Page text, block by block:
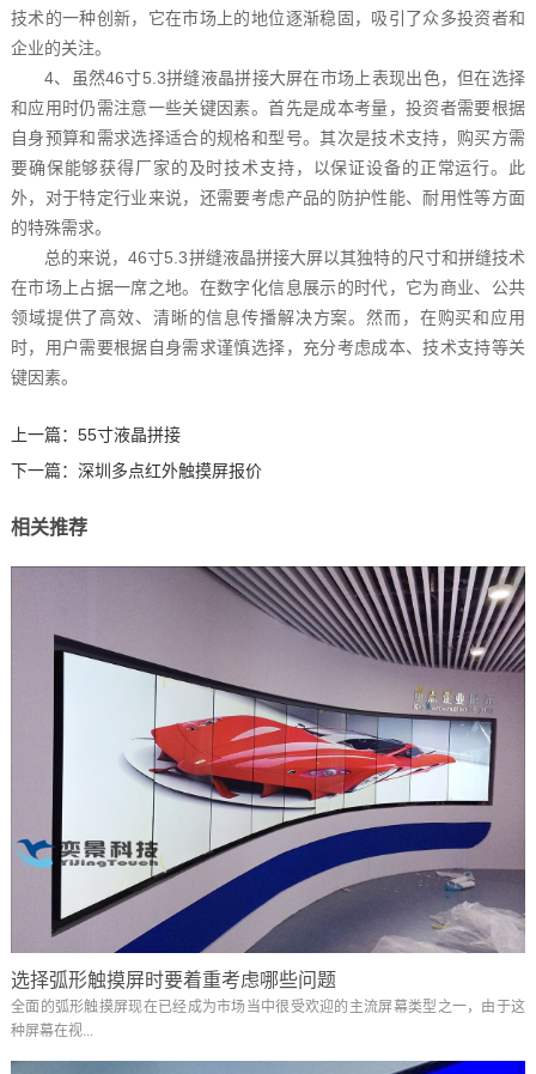
技术的一种创新，它在市场上的地位逐渐稳固，吸引了众多投资者和
企业的关注。
4、虽然46寸5.3拼缝液晶拼接大屏在市场上表现出色，但在选择
和应用时仍需注意一些关键因素。首先是成本考量，投资者需要根据
自身预算和需求选择适合的规格和型号。其次是技术支持，购买方需
要确保能够获得厂家的及时技术支持，以保证设备的正常运行。此
外，对于特定行业来说，还需要考虑产品的防护性能、耐用性等方面
的特殊需求。
总的来说，46寸5.3拼缝液晶拼接大屏以其独特的尺寸和拼缝技术
在市场上占据一席之地。在数字化信息展示的时代，它为商业、公共
领域提供了高效、清晰的信息传播解决方案。然而，在购买和应用
时，用户需要根据自身需求谨慎选择，充分考虑成本、技术支持等关
键因素。‍
上一篇： 55寸液晶拼接
下一篇： 深圳多点红外触摸屏报价
相关推荐
选择弧形触摸屏时要着重考虑哪些问题
全面的弧形触摸屏现在已经成为市场当中很受欢迎的主流屏幕类型之一，由于这
种屏幕在视...